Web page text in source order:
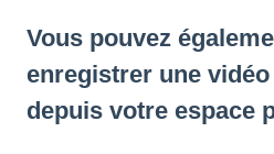
Vous pouvez
enregistrer une
depuis votre espace